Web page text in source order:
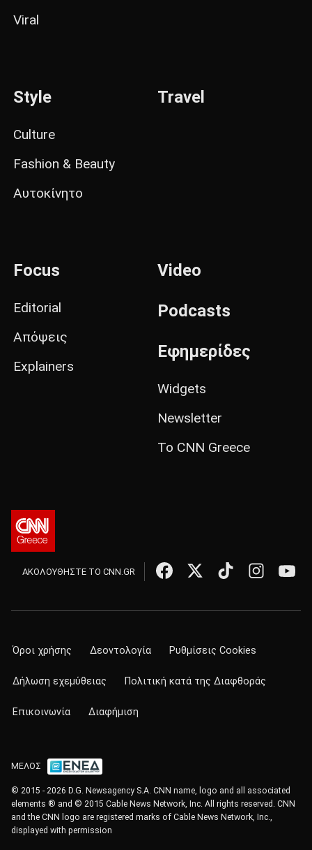
Viral
Style
Culture
Fashion & Beauty
Αυτοκίνητο
Travel
Focus
Editorial
Απόψεις
Explainers
Video
Podcasts
Εφημερίδες
Widgets
Newsletter
Το CNN Greece
ΑΚΟΛΟΥΘΗΣΤΕ ΤΟ CNN.GR
Όροι χρήσης Δεοντολογία Ρυθμίσεις Cookies
Δήλωση εχεμύθειας Πολιτική κατά της Διαφθοράς
Επικοινωνία Διαφήμιση
ΜΕΛΟΣ
© 2015 - 2026 D.G. Newsagency S.A. CNN name, logo and all associated
elements ® and © 2015 Cable News Network, Inc. All rights reserved. CNN
and the CNN logo are registered marks of Cable News Network, Inc.,
displayed with permission